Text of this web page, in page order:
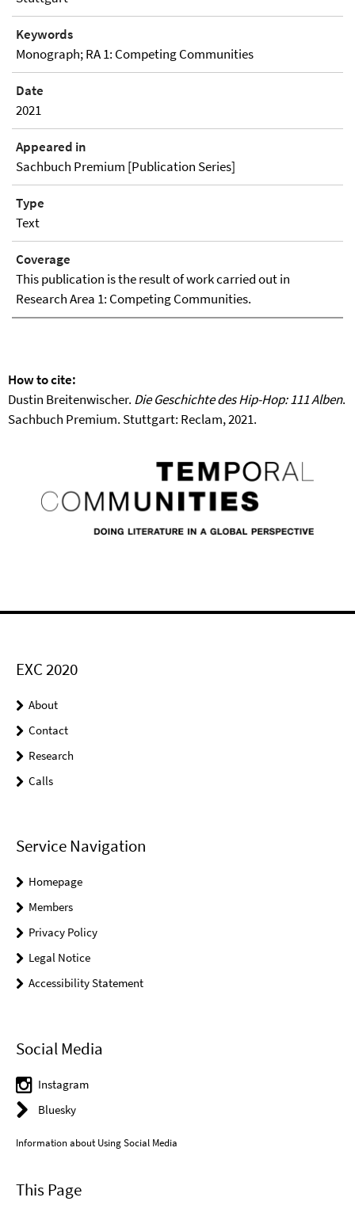
Keywords
Monograph; RA 1: Competing Communities
Date
2021
Appeared in
Sachbuch Premium [Publication Series]
Type
Text
Coverage
This publication is the result of work carried out in
Research Area 1: Competing Communities.
How to cite:
Dustin Breitenwischer. Die Geschichte des Hip-Hop: 111 Alben.
Sachbuch Premium. Stuttgart: Reclam, 2021.
EXC 2020
About
Contact
Research
Calls
Service Navigation
Homepage
Members
Privacy Policy
Legal Notice
Accessibility Statement
Social Media
Instagram
Bluesky
Information about Using Social Media
This Page